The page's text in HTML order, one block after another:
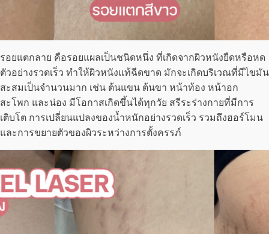
รอยแตกลาย คือรอยแผลเป็นชนิดหนึ่ง ที่เกิดจากผิวหนังยืดหรือหด
ตัวอย่างรวดเร็ว ทำให้ผิวหนังแท้ฉีดขาด มักจะเกิดบริเวณที่มีไขมัน
สะสมเป็นจำนวนมาก เช่น ต้นแขน ต้นขา หน้าท้อง หน้าอก
สะโพก และน่อง มีโอกาสเกิดขึ้นได้ทุกวัย สรีระร่างกายที่มีการ
เติบโต การเปลี่ยนแปลงของน้ำหนักอย่างรวดเร็ว รวมถึงฮอร์โมน
และการขยายตัวของผิวระหว่างการตั้งครรภ์